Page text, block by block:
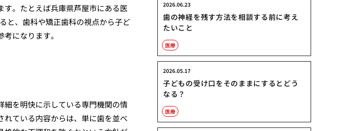
。たとえば兵庫県芦屋市にある医
と、歯科や矯正歯科の視点から子ど
になります。
細を明快に示している専門機関の情
ている内容からは、単に歯を並べ
歯の神経を残す方法を相談する前に考え
たいこと
2026.06.23
医療
子どもの受け口をそのままにするとどう
なる？
2026.05.17
医療